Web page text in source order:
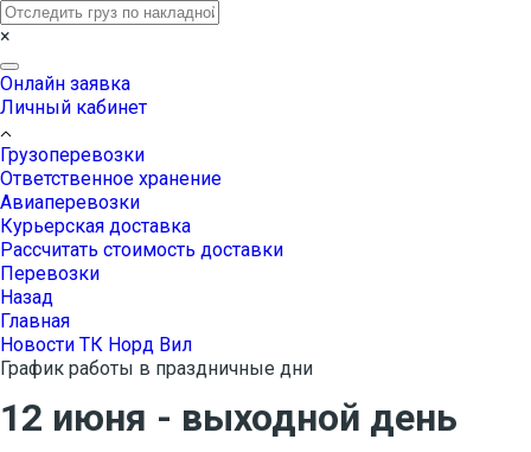
×
Онлайн заявка
Личный кабинет
Грузоперевозки
Ответственное хранение
Авиаперевозки
Курьерская доставка
Рассчитать стоимость доставки
Перевозки
Назад
Главная
Новости ТК Норд Вил
График работы в праздничные дни
12 июня - выходной день